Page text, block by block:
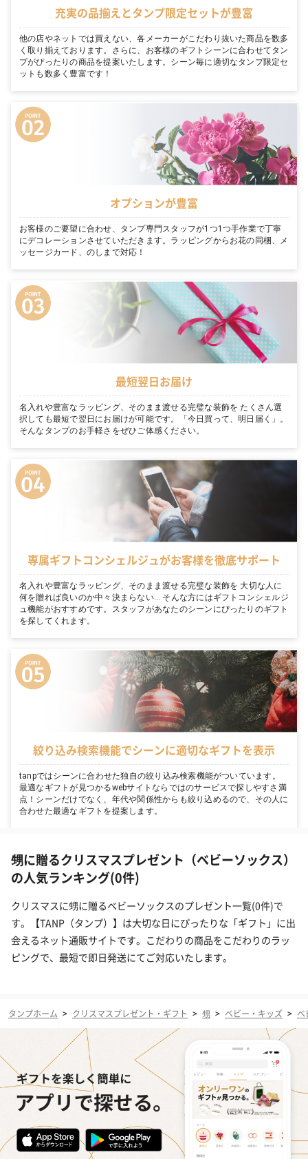
充実の品揃えとタンプ限定セットが豊富
他の店やネットでは買えない、各メーカーがこだわり抜いた商品を数多
く取り揃えております。さらに、お客様のギフトシーンに合わせてタン
プがぴったりの商品を提案いたします。シーン毎に適切なタンプ限定セ
ットも数多く豊富です！
オプションが豊富
お客様のご要望に合わせ、タンプ専門スタッフが1つ1つ手作業で丁寧
にデコレーションさせていただきます。ラッピングからお花の同梱、メ
ッセージカード、のしまで対応！
最短翌日お届け
名入れや豊富なラッピング、そのまま渡せる完璧な装飾を たくさん選
択しても最短で翌日にお届けが可能です。「今日買って、明日届く」。
そんなタンプのお手軽さをぜひご体感ください。
専属ギフトコンシェルジュがお客様を徹底サポート
名入れや豊富なラッピング、そのまま渡せる完璧な装飾を 大切な人に
何を贈れば良いのか中々決まらない… そんな方にはギフトコンシェルジ
ュ機能がおすすめです。スタッフがあなたのシーンにぴったりのギフト
を探してくれます。
絞り込み検索機能でシーンに適切なギフトを表示
tanpではシーンに合わせた独自の絞り込み検索機能がついています。
最適なギフトが見つかるwebサイトならではのサービスで探しやすさ満
点！シーンだけでなく、年代や関係性からも絞り込めるので、その人に
合わせた最適なギフトを提案します。
甥に贈るクリスマスプレゼント（ベビーソックス）
の人気ランキング(0件)
クリスマスに甥に贈るベビーソックスのプレゼント一覧(0件)で
す。【TANP（タンプ）】は大切な日にぴったりな「ギフト」に出
会えるネット通販サイトです。こだわりの商品をこだわりのラッ
ピングで、最短で即日発送にてご対応いたします。
タンプホーム > クリスマスプレゼント・ギフト > 甥 > ベビー・キッズ > ベ